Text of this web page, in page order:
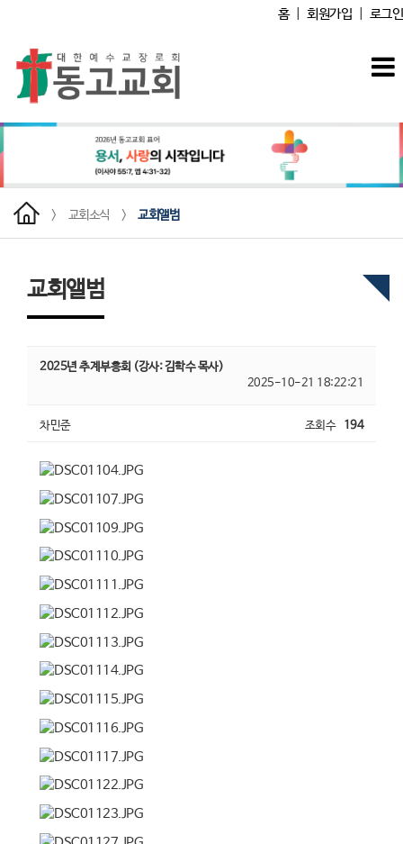
홈 회원가입 로그인
> 교회소식 > 교회앨범
교회앨범
2025년 추계부흥회 (강사: 김학수 목사)
2025-10-21 18:22:21
차민준 조회수 194